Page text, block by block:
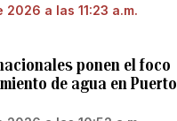
2026 a las 11:23 a.m.
ponen el foco
de agua en Puerto